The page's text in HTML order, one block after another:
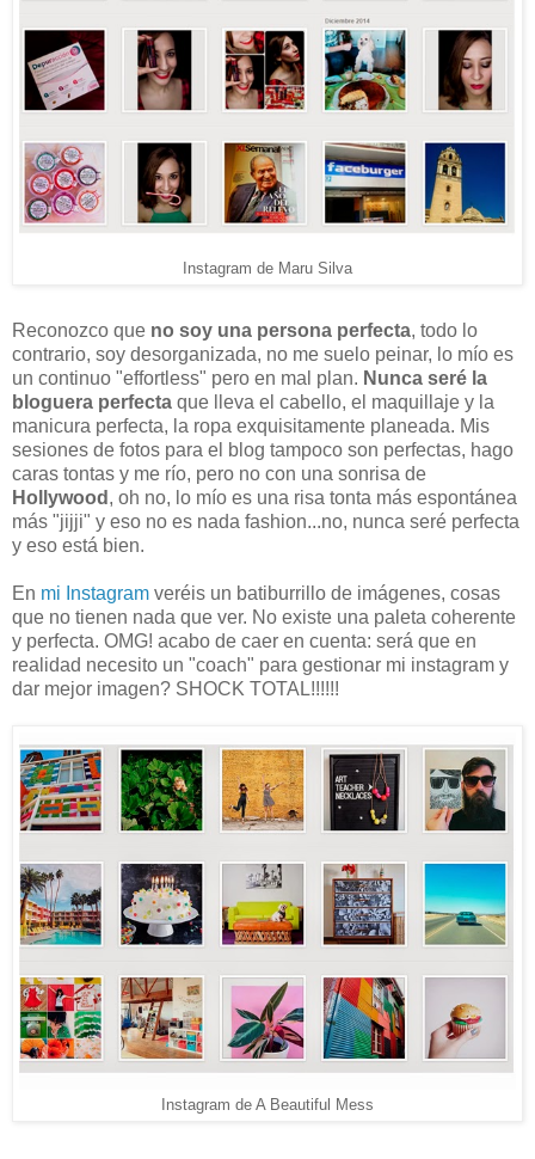
Instagram de Maru Silva
Reconozco que no soy una persona perfecta, todo lo
contrario, soy desorganizada, no me suelo peinar, lo mío es
un continuo "effortless" pero en mal plan. Nunca seré la
bloguera perfecta que lleva el cabello, el maquillaje y la
manicura perfecta, la ropa exquisitamente planeada. Mis
sesiones de fotos para el blog tampoco son perfectas, hago
caras tontas y me río, pero no con una sonrisa de
Hollywood , oh no, lo mío es una risa tonta más espontánea
más "jijji" y eso no es nada fashion...no, nunca seré perfecta
y eso está bien.
En mi Instagram veréis un batiburrillo de imágenes, cosas
que no tienen nada que ver. No existe una paleta coherente
y perfecta. OMG! acabo de caer en cuenta: será que en
realidad necesito un "coach" para gestionar mi instagram y
dar mejor imagen? SHOCK TOTAL!!!!!!
Instagram de A Beautiful Mess